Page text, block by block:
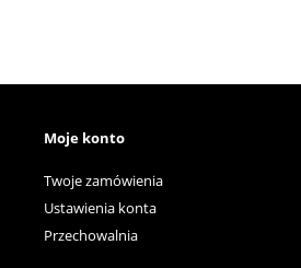
Moje konto
Twoje zamówienia
Ustawienia konta
Przechowalnia